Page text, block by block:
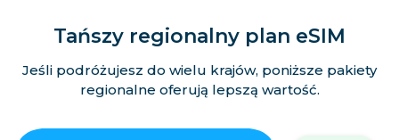
Tańszy regionalny plan eSIM
Jeśli podróżujesz do wielu krajów, poniższe pakiety
regionalne oferują lepszą wartość.